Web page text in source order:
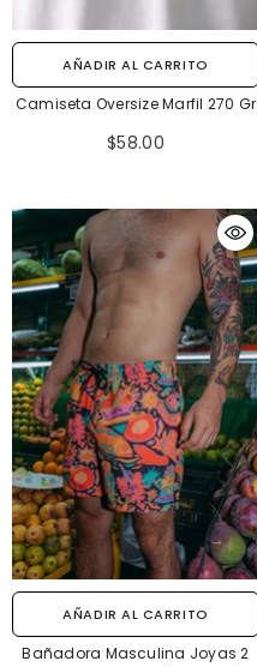
AÑADIR AL CARRITO
Camiseta Oversize Marfil 270 Gr
$58.00
AÑADIR AL CARRITO
Bañadora Masculina Joyas 2